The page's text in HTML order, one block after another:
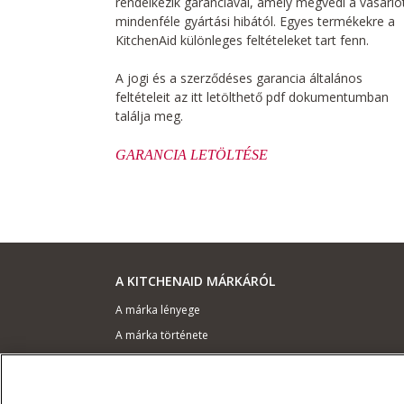
mindenféle gyártási hibától. Egyes termékekre a
KitchenAid különleges feltételeket tart fenn.
A jogi és a szerződéses garancia általános
feltételeit az itt letölthető pdf dokumentumban
találja meg.
GARANCIA LETÖLTÉSE
A KITCHENAID MÁRKÁRÓL
A márka lényege
A márka története